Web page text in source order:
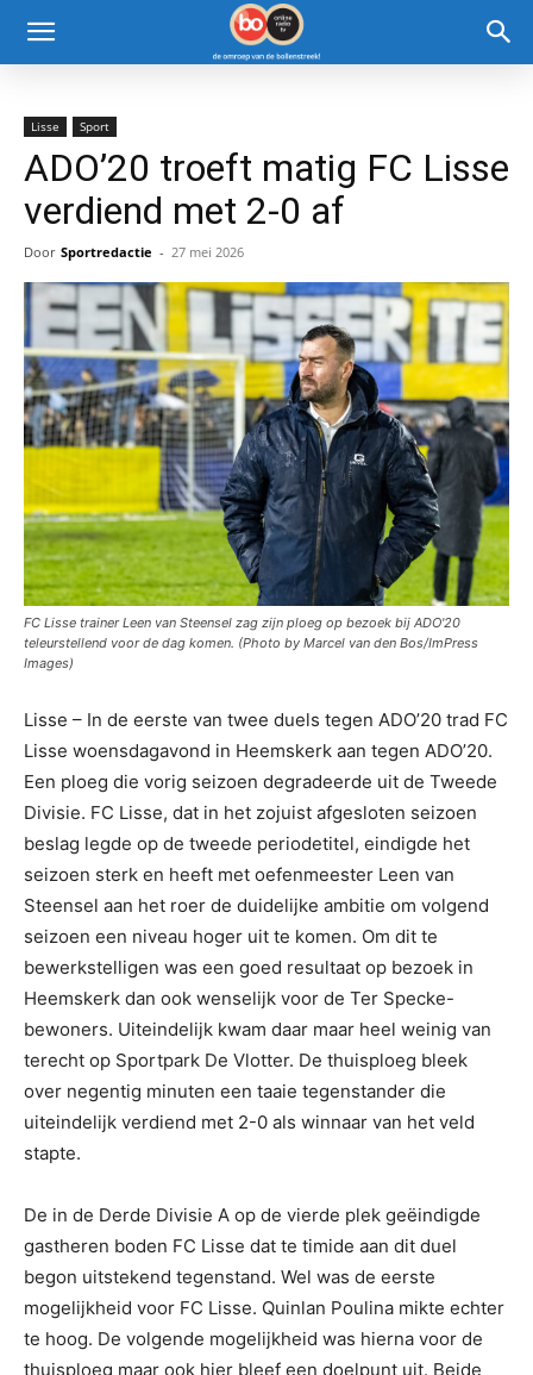
Lisse Sport
ADO’20 troeft matig FC Lisse
verdiend met 2-0 af
Door Sportredactie - 27 mei 2026
FC Lisse trainer Leen van Steensel zag zijn ploeg op bezoek bij ADO'20
teleurstellend voor de dag komen. (Photo by Marcel van den Bos/ImPress
Images)
Lisse – In de eerste van twee duels tegen ADO’20 trad FC
Lisse woensdagavond in Heemskerk aan tegen ADO’20.
Een ploeg die vorig seizoen degradeerde uit de Tweede
Divisie. FC Lisse, dat in het zojuist afgesloten seizoen
beslag legde op de tweede periodetitel, eindigde het
seizoen sterk en heeft met oefenmeester Leen van
Steensel aan het roer de duidelijke ambitie om volgend
seizoen een niveau hoger uit te komen. Om dit te
bewerkstelligen was een goed resultaat op bezoek in
Heemskerk dan ook wenselijk voor de Ter Specke-
bewoners. Uiteindelijk kwam daar maar heel weinig van
terecht op Sportpark De Vlotter. De thuisploeg bleek
over negentig minuten een taaie tegenstander die
uiteindelijk verdiend met 2-0 als winnaar van het veld
stapte.
De in de Derde Divisie A op de vierde plek geëindigde
gastheren boden FC Lisse dat te timide aan dit duel
begon uitstekend tegenstand. Wel was de eerste
mogelijkheid voor FC Lisse. Quinlan Poulina mikte echter
te hoog. De volgende mogelijkheid was hierna voor de
thuisploeg maar ook hier bleef een doelpunt uit. Beide